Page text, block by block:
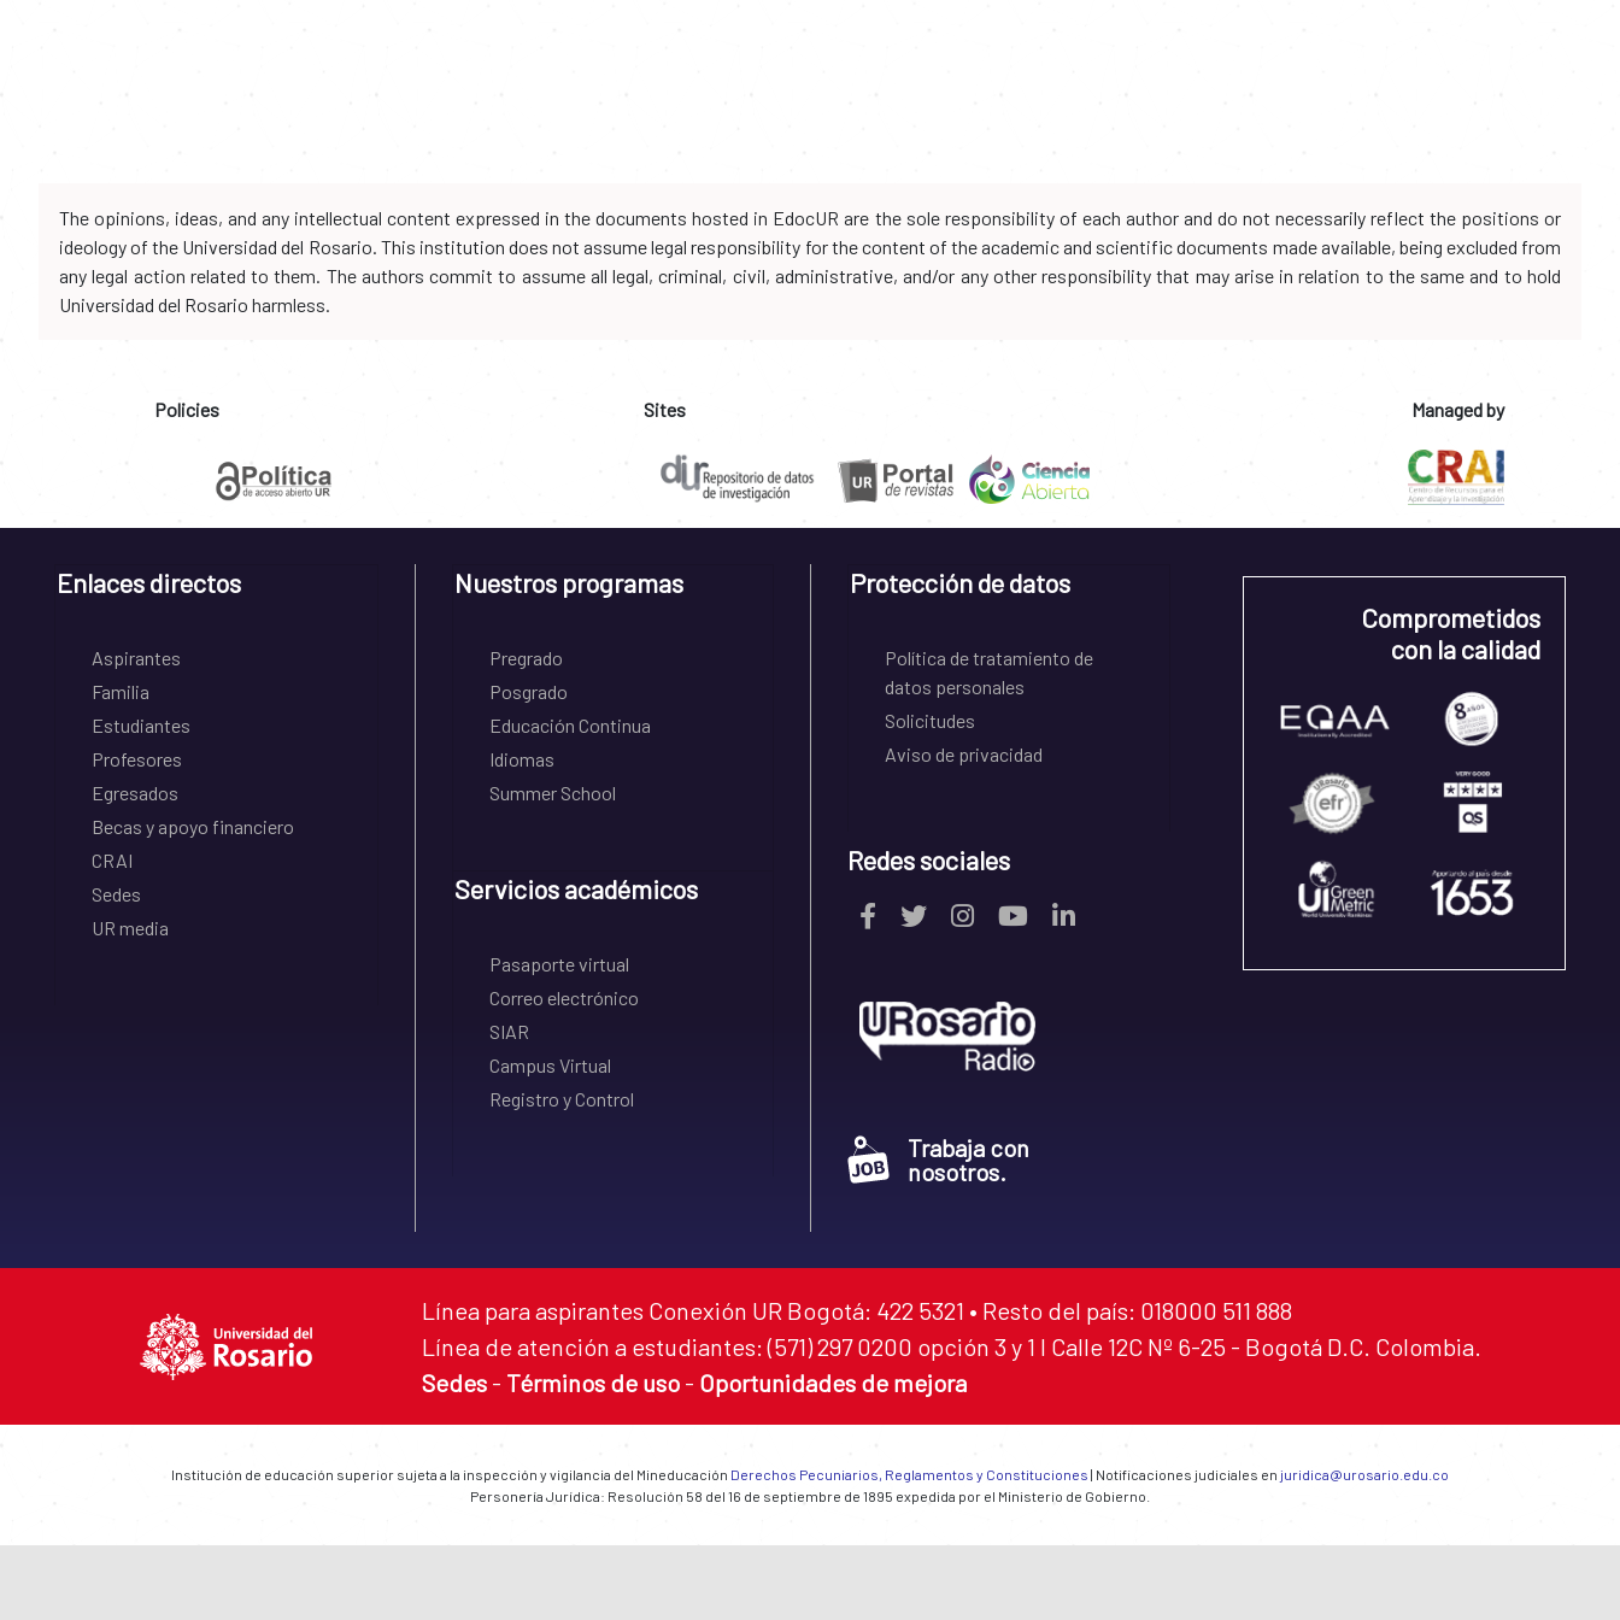
The opinions, ideas, and any intellectual content expressed in the documents hosted in EdocUR are the sole responsibility of each author and do not necessarily reflect the positions or
ideology of the Universidad del Rosario. This institution does not assume legal responsibility for the content of the academic and scientific documents made available, being excluded from
any legal action related to them. The authors commit to assume all legal, criminal, civil, administrative, and/or any other responsibility that may arise in relation to the same and to hold
Universidad del Rosario harmless.
Policies Sites Managed by
Enlaces directos
Aspirantes
Familia
Estudiantes
Profesores
Egresados
Becas y apoyo financiero
CRAI
Sedes
UR media
Nuestros programas
Pregrado
Posgrado
Educación Continua
Idiomas
Summer School
Servicios académicos
Pasaporte virtual
Correo electrónico
SIAR
Campus Virtual
Registro y Control
Protección de datos
Política de tratamiento de
datos personales
Solicitudes
Aviso de privacidad
Redes sociales
Trabaja con
nosotros.
Comprometidos
con la calidad
Línea para aspirantes Conexión UR Bogotá: 422 5321 • Resto del país: 018000 511 888
Línea de atención a estudiantes: (571) 297 0200 opción 3 y 1 I Calle 12C Nº 6-25 - Bogotá D.C. Colombia.
Sedes - Términos de uso - Oportunidades de mejora
Institución de educación superior sujeta a la inspección y vigilancia del Mineducación Derechos Pecuniarios, Reglamentos y Constituciones | Notificaciones judiciales en juridica@urosario.edu.co
Personería Jurídica: Resolución 58 del 16 de septiembre de 1895 expedida por el Ministerio de Gobierno.